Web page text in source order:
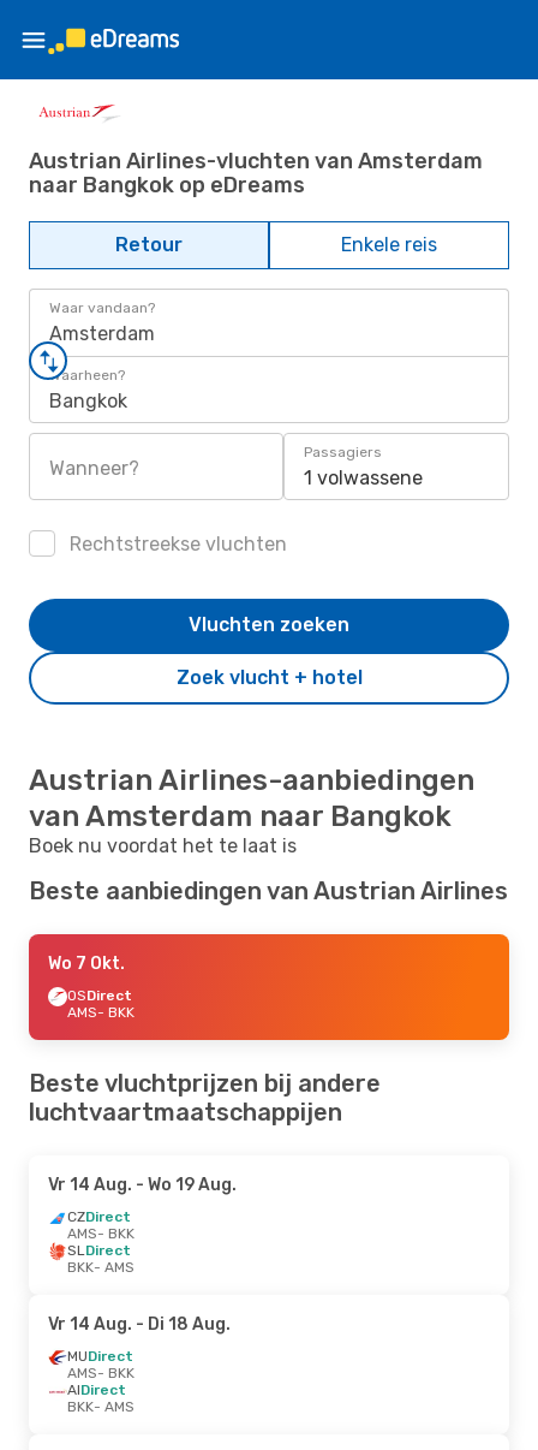
Austrian Airlines-vluchten van Amsterdam
naar Bangkok op eDreams
Retour Enkele reis
Waar vandaan?
Amsterdam
Waarheen?
Bangkok
Wanneer?
Passagiers
1 volwassene
Rechtstreekse vluchten
Zoek vlucht + hotel
Vluchten zoeken
Austrian Airlines-aanbiedingen
van Amsterdam naar Bangkok
Boek nu voordat het te laat is
Beste aanbiedingen van Austrian Airlines
Wo 7 Okt.
OSDirect
AMS- BKK
Beste vluchtprijzen bij andere
luchtvaartmaatschappijen
Vr 14 Aug. - Wo 19 Aug.
CZDirect
AMS- BKK
SLDirect
BKK- AMS
Vr 14 Aug. - Di 18 Aug.
MUDirect
AMS- BKK
AIDirect
BKK- AMS